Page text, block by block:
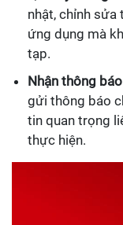
nhật, chỉnh sửa
ứng dụng mà
tạp.
Nhận thông
gửi thông báo
tin quan trọng
thực hiện.